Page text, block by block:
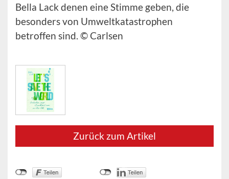
Bella Lack denen eine Stimme geben, die
besonders von Umweltkatastrophen
betroffen sind. © Carlsen
Zurück zum Artikel